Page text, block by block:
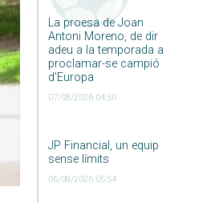
La proesa de Joan
Antoni Moreno, de dir
adeu a la temporada a
proclamar-se campió
d’Europa
07/08/2026 04:50
JP Financial, un equip
sense límits
06/08/2026 05:54